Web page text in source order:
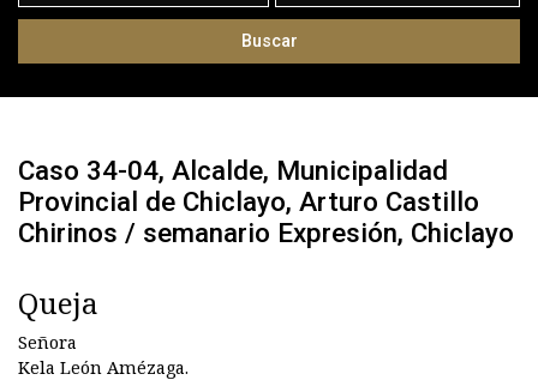
Caso 34-04, Alcalde, Municipalidad
Provincial de Chiclayo, Arturo Castillo
Chirinos / semanario Expresión, Chiclayo
Queja
Señora
Kela León Amézaga.